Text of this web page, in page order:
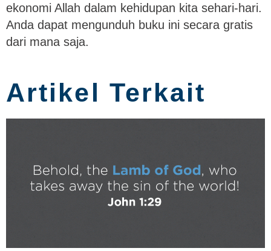
ekonomi Allah dalam kehidupan kita sehari-hari.
Anda dapat mengunduh buku ini secara gratis
dari mana saja.
Artikel Terkait